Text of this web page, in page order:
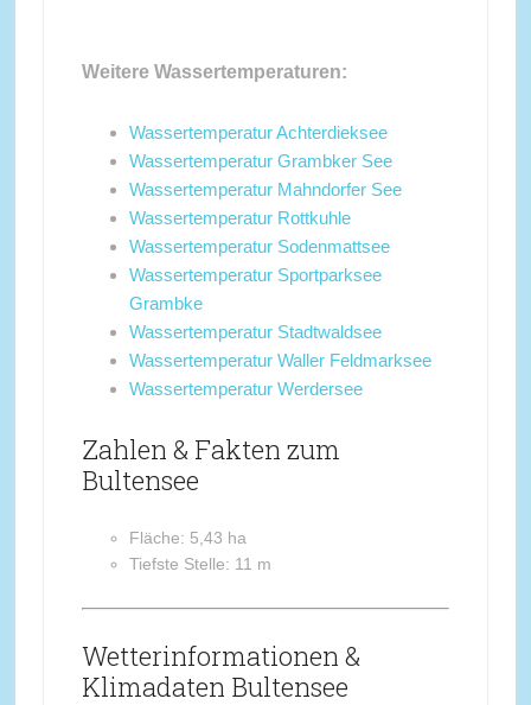
Weitere Wassertemperaturen:
Wassertemperatur Achterdieksee
Wassertemperatur Grambker See
Wassertemperatur Mahndorfer See
Wassertemperatur Rottkuhle
Wassertemperatur Sodenmattsee
Wassertemperatur Sportparksee
Grambke
Wassertemperatur Stadtwaldsee
Wassertemperatur Waller Feldmarksee
Wassertemperatur Werdersee
Zahlen & Fakten zum
Bultensee
Fläche: 5,43 ha
Tiefste Stelle: 11 m
Wetterinformationen &
Klimadaten Bultensee